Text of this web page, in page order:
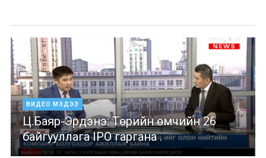
ВИДЕО МЭДЭЭ
Ц.Баяр-Эрдэнэ: Төрийн өмчийн 26
байгууллага IPO гаргана .